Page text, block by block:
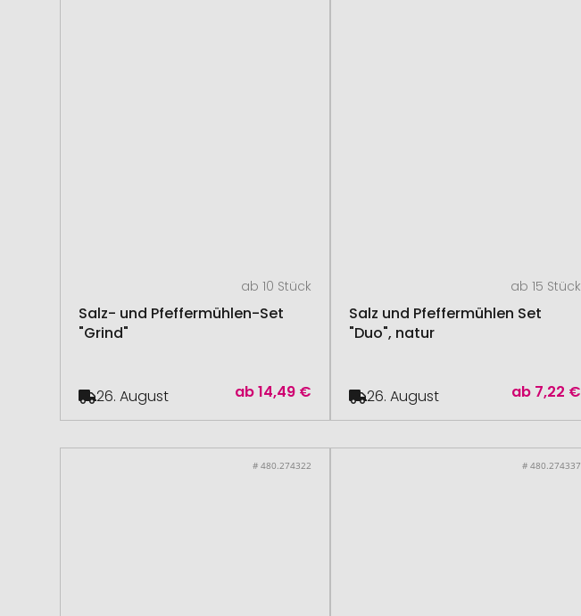
ab 10 Stück
Salz- und Pfeffermühlen-Set
"Grind"
ab14,49 €
26. August
ab 15 Stück
Salz und Pfeffermühlen Set
"Duo", natur
ab 7,22 €
26. August
# 480.274322 # 480.274337